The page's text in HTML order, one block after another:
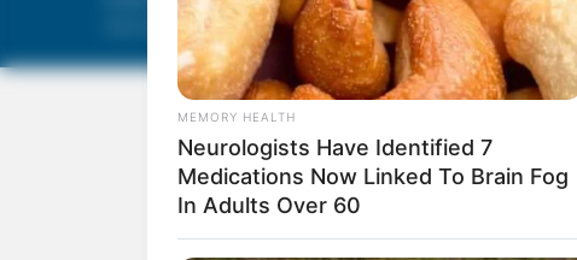
Tech-enabled by
Ananthapuri Technologies.